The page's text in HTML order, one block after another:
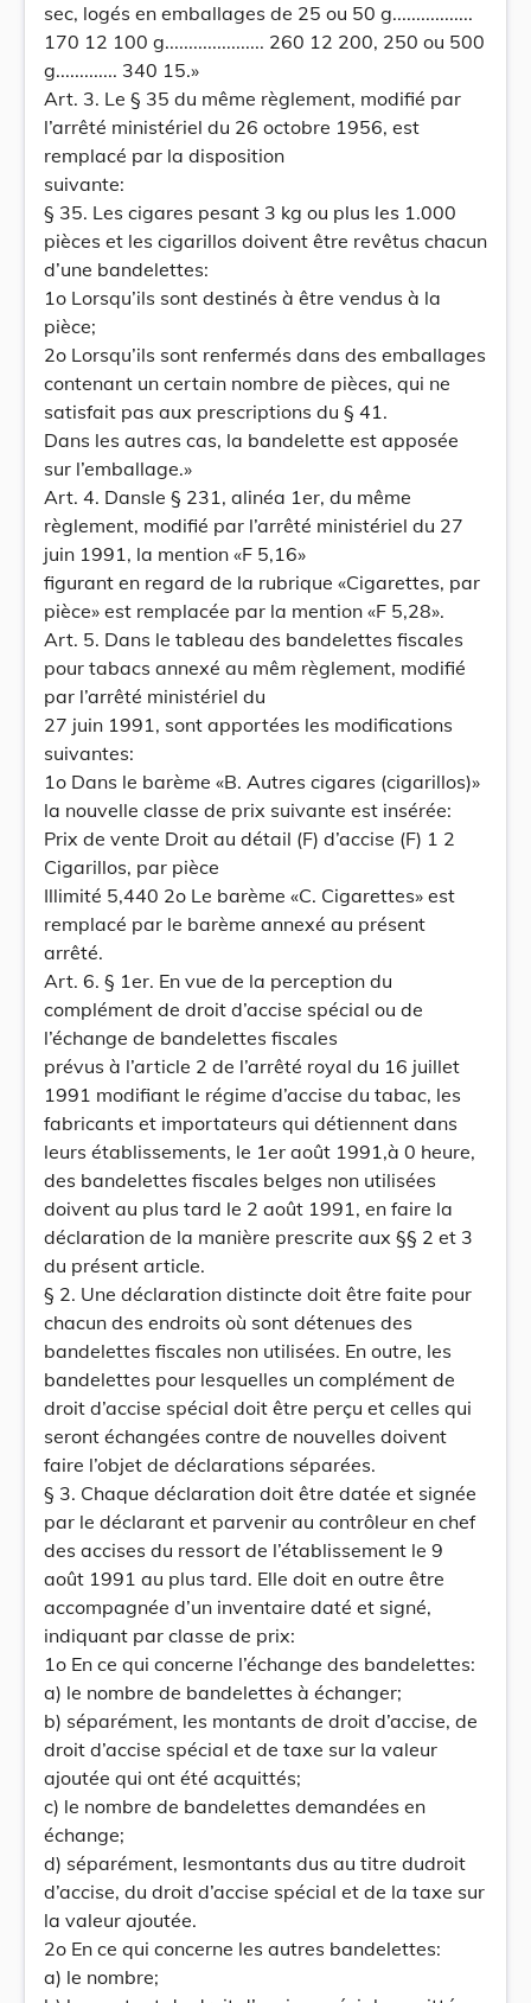
sec, logés en emballages de 25 ou 50 g.................
170 12 100 g..................... 260 12 200, 250 ou 500
g............. 340 15.»
Art. 3. Le § 35 du même règlement, modifié par
l’arrêté ministériel du 26 octobre 1956, est
remplacé par la disposition
suivante:
§ 35. Les cigares pesant 3 kg ou plus les 1.000
pièces et les cigarillos doivent être revêtus chacun
d’une bandelettes:
1o Lorsqu’ils sont destinés à être vendus à la
pièce;
2o Lorsqu’ils sont renfermés dans des emballages
contenant un certain nombre de pièces, qui ne
satisfait pas aux prescriptions du § 41.
Dans les autres cas, la bandelette est apposée
sur l’emballage.»
Art. 4. Dansle § 231, alinéa 1er, du même
règlement, modifié par l’arrêté ministériel du 27
juin 1991, la mention «F 5,16»
figurant en regard de la rubrique «Cigarettes, par
pièce» est remplacée par la mention «F 5,28».
Art. 5. Dans le tableau des bandelettes fiscales
pour tabacs annexé au mêm règlement, modifié
par l’arrêté ministériel du
27 juin 1991, sont apportées les modifications
suivantes:
1o Dans le barème «B. Autres cigares (cigarillos)»
la nouvelle classe de prix suivante est insérée:
Prix de vente Droit au détail (F) d’accise (F) 1 2
Cigarillos, par pièce
Illimité 5,440 2o Le barème «C. Cigarettes» est
remplacé par le barème annexé au présent
arrêté.
Art. 6. § 1er. En vue de la perception du
complément de droit d’accise spécial ou de
l’échange de bandelettes fiscales
prévus à l’article 2 de l’arrêté royal du 16 juillet
1991 modifiant le régime d’accise du tabac, les
fabricants et importateurs qui détiennent dans
leurs établissements, le 1er août 1991,à 0 heure,
des bandelettes fiscales belges non utilisées
doivent au plus tard le 2 août 1991, en faire la
déclaration de la manière prescrite aux §§ 2 et 3
du présent article.
§ 2. Une déclaration distincte doit être faite pour
chacun des endroits où sont détenues des
bandelettes fiscales non utilisées. En outre, les
bandelettes pour lesquelles un complément de
droit d’accise spécial doit être perçu et celles qui
seront échangées contre de nouvelles doivent
faire l’objet de déclarations séparées.
§ 3. Chaque déclaration doit être datée et signée
par le déclarant et parvenir au contrôleur en chef
des accises du ressort de l’établissement le 9
août 1991 au plus tard. Elle doit en outre être
accompagnée d’un inventaire daté et signé,
indiquant par classe de prix:
1o En ce qui concerne l’échange des bandelettes:
a) le nombre de bandelettes à échanger;
b) séparément, les montants de droit d’accise, de
droit d’accise spécial et de taxe sur la valeur
ajoutée qui ont été acquittés;
c) le nombre de bandelettes demandées en
échange;
d) séparément, lesmontants dus au titre dudroit
d’accise, du droit d’accise spécial et de la taxe sur
la valeur ajoutée.
2o En ce qui concerne les autres bandelettes:
a) le nombre;